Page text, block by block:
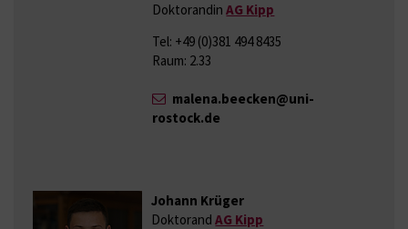
DoktorandinAG Kipp
Tel: +49 (0)381 494 8435
Raum: 2.33
malena.beecken@uni-
rostock.de
Johann Krüger
DoktorandAG Kipp